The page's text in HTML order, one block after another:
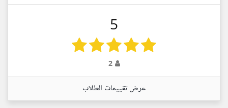
5
2
عرض تقييمات الطلاب